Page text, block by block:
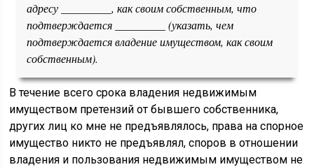
адресу _________, как своим собственным, что
подтверждается _________ (указать, чем
подтверждается владение имуществом, как своим
собственным).
В течение всего срока владения недвижимым
имуществом претензий от бывшего собственника,
других лиц ко мне не предъявлялось, права на спорное
имущество никто не предъявлял, споров в отношении
владения и пользования недвижимым имуществом не